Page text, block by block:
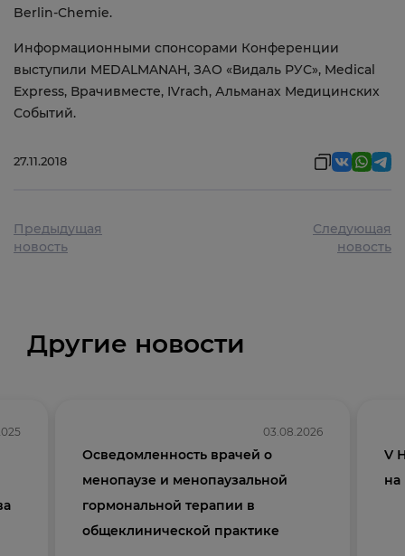
Berlin-Chemie.
Информационными спонсорами Конференции
выступили MEDALMANAH, ЗАО «Видаль РУС», Medical
Express, Врачивместе, IVrach, Альманах Медицинских
Событий.
27.11.2018
Предыдущая
новость
Следующая
новость
Другие новости
03.08.2026
Осведомленность врачей о
менопаузе и менопаузальной
гормональной терапии в
общеклинической практике
V
на